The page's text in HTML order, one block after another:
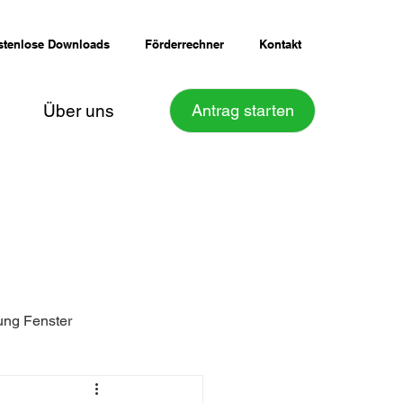
Downloads Förderrechner Kontakt
Über uns Antrag starten
Fenster
Sanierungsfahrplan iSFP